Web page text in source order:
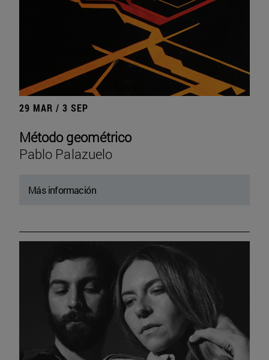
29 MAR / 3 SEP
Método geométrico
Pablo Palazuelo
Más información